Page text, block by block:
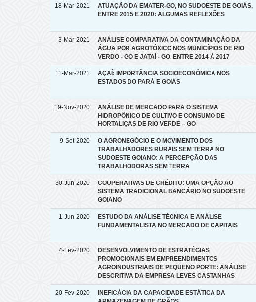
18-Mar-2021
ATUAÇÃO DA EMATER-GO, NO SUDOESTE DE GOIÁS,
ENTRE 2015 E 2020: ALGUMAS REFLEXÕES
3-Mar-2021
ANÁLISE COMPARATIVA DA CONTAMINAÇÃO DA
ÁGUA POR AGROTÓXICO NOS MUNICÍPIOS DE RIO
VERDO - GO E JATAÍ - GO, ENTRE 2014 À 2017
11-Mar-2021
AÇAÍ: IMPORTÂNCIA SOCIOECONÔMICA NOS
ESTADOS DO PARÁ E GOIÁS
19-Nov-2020
ANÁLISE DE MERCADO PARA O SISTEMA
HIDROPÔNICO DE CULTIVO E CONSUMO DE
HORTALIÇAS DE RIO VERDE – GO
9-Set-2020
O AGRONEGÓCIO E O MOVIMENTO DOS
TRABALHADORES RURAIS SEM TERRA NO
SUDOESTE GOIANO: A PERCEPÇÃO DAS
TRABALHODORAS SEM TERRA
30-Jun-2020
COOPERATIVAS DE CRÉDITO: UMA OPÇÃO AO
SISTEMA TRADICIONAL BANCÁRIO NO SUDOESTE
GOIANO
1-Jun-2020
ESTUDO DA ANÁLISE TÉCNICA E ANÁLISE
FUNDAMENTALISTA NO MERCADO DE CAPITAIS
4-Fev-2020
DESENVOLVIMENTO DE ESTRATÉGIAS
PROMOCIONAIS EM EMPREENDIMENTOS
AGROINDUSTRIAIS DE PEQUENO PORTE: ANÁLISE
DESCRITIVA DA EMPRESA LEVES CASTANHAS
20-Fev-2020
INEFICÁCIA DA CAPACIDADE ESTÁTICA DA